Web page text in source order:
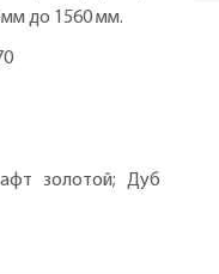
мм до 1560 мм.
золотой; Дуб